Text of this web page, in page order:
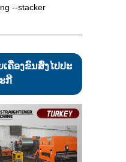
--stacker
ຄື່ອງຂົນສົ່ງໄປປະ
ກີ